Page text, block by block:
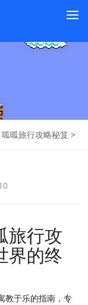
呱旅行攻略秘笈 >
旅行攻
界的终
教于乐的指南，专